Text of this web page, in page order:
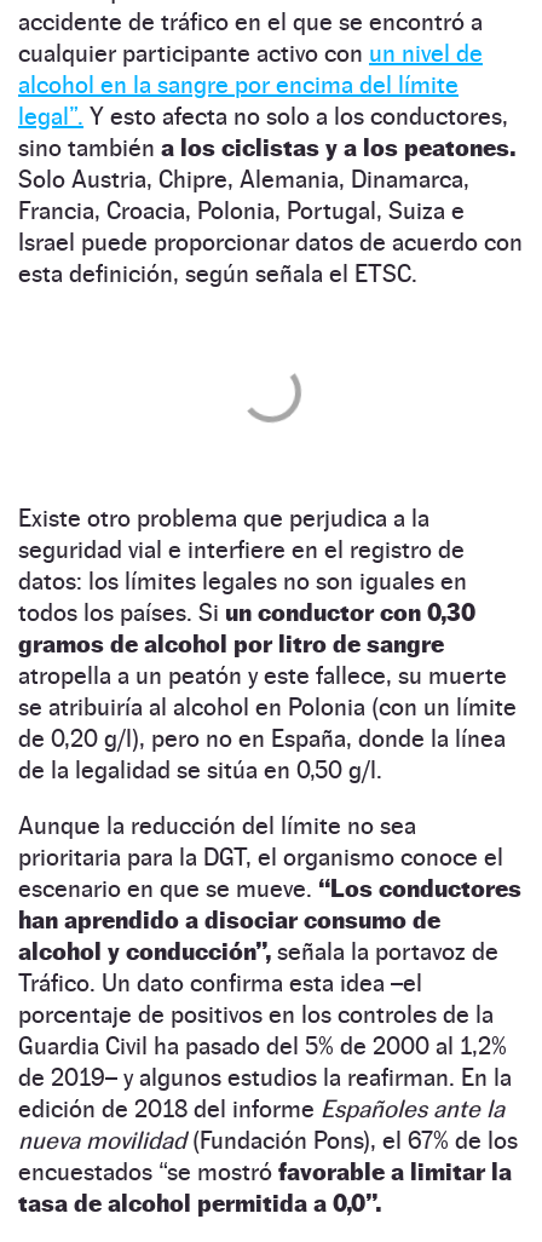
accidente de tráfico en el que se encontró a
cualquier participante activo con un nivel de
alcohol en la sangre por encima del límite
legal”. Y esto afecta no solo a los conductores,
sino también a los ciclistas y a los peatones.
Solo Austria, Chipre, Alemania, Dinamarca,
Francia, Croacia, Polonia, Portugal, Suiza e
Israel puede proporcionar datos de acuerdo con
esta definición, según señala el ETSC.
Existe otro problema que perjudica a la
seguridad vial e interfiere en el registro de
datos: los límites legales no son iguales en
todos los países. Si un conductor con 0,30
gramos de alcohol por litro de sangre
atropella a un peatón y este fallece, su muerte
se atribuiría al alcohol en Polonia (con un límite
de 0,20 g/l), pero no en España, donde la línea
de la legalidad se sitúa en 0,50 g/l.
Aunque la reducción del límite no sea
prioritaria para la DGT, el organismo conoce el
escenario en que se mueve. “Los conductores
han aprendido a disociar consumo de
alcohol y conducción”, señala la portavoz de
Tráfico. Un dato confirma esta idea –el
porcentaje de positivos en los controles de la
Guardia Civil ha pasado del 5% de 2000 al 1,2%
de 2019– y algunos estudios la reafirman. En la
edición de 2018 del informe Españoles ante la
nueva movilidad(Fundación Pons), el 67% de los
encuestados “se mostró favorable a limitar la
tasa de alcohol permitida a 0,0”.